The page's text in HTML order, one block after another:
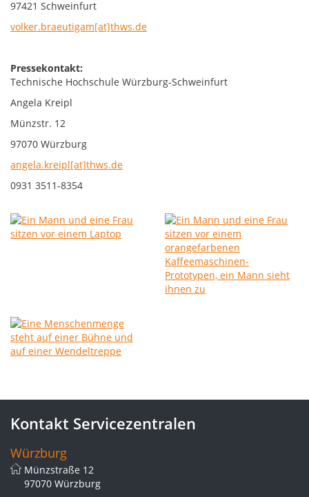
97421 Schweinfurt
volker.braeutigam[at]thws.de
Pressekontakt:
Technische Hochschule Würzburg-Schweinfurt
Angela Kreipl
Münzstr. 12
97070 Würzburg
angela.kreipl[at]thws.de
0931 3511-8354
Kontakt Servicezentralen
Würzburg
Münzstraße 12
97070 Würzburg